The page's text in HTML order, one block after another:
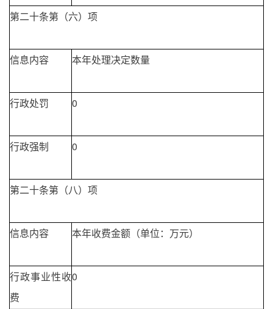
第二十条第（六）项
信息内容 本年处理决定数量
行政处罚 0
行政强制 0
第二十条第（八）项
信息内容 本年收费金额（单位：万元）
行政事业性收
费
0